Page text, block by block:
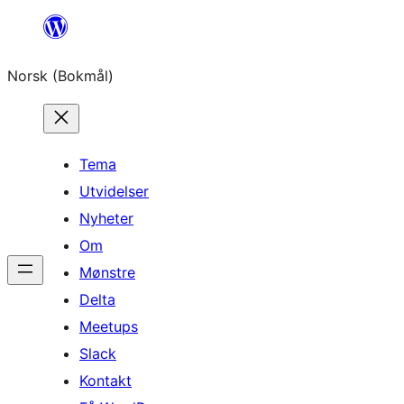
Hopp
innhold
Norsk (Bokmål)
Tema
Utvidelser
Nyheter
Om
Mønstre
Delta
Meetups
Slack
Kontakt